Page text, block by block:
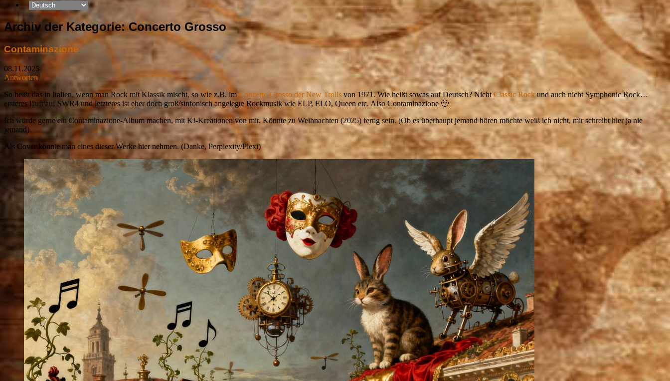
Archiv der Kategorie:Concerto Grosso
Contaminazione
08.11.2025
Antworten
So heißt das in Italien, wenn man Rock mit Klassik mischt, so wie z.B. imConcerto Grosso der New Trolls von 1971. Wie heißt sowas auf Deutsch? NichtClassic Rockund auch nicht Symphonic Rock…
ersteres läuft auf SWR4 und letzteres ist eher doch groß/sinfonisch angelegte Rockmusik wie ELP, ELO, Queen etc. Also Contaminazione 🙂
Ich würde gerne ein Contaminazione-Album machen, mit KI-Kreationen von mir. Könnte zu Weihnachten (2025) fertig sein. (Ob es überhaupt jemand hören möchte weiß ich nicht, mir schreibt hier ja nie
jemand)
Als Cover könnte man eines dieser Werke hier nehmen. (Danke, Perplexity/Plexi)